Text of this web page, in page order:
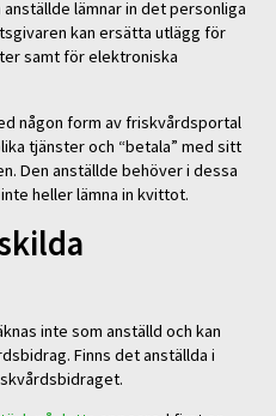
lämnar in det personliga
kan ersätta utlägg för
samt för elektroniska
någon form av friskvårdsportal
tjänster och “betala” med sitt
Den anställde behöver i dessa
heller lämna in kvittot.
inte som anställd och kan
Finns det anställda i